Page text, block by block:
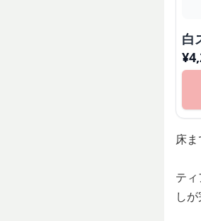
白
¥
床
テ
しが